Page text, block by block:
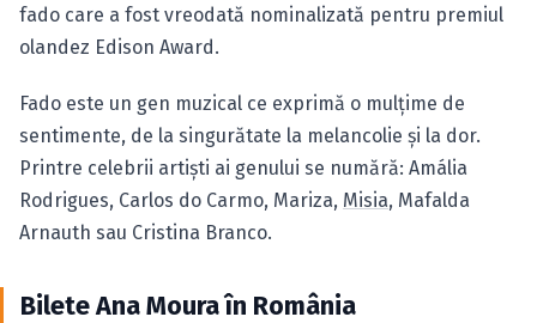
fado care a fost vreodată nominalizată pentru premiul
olandez Edison Award.
Fado este un gen muzical ce exprimă o mulţime de
sentimente, de la singurătate la melancolie şi la dor.
Printre celebrii artişti ai genului se numără: Amália
Rodrigues, Carlos do Carmo, Mariza, Misia, Mafalda
Arnauth sau Cristina Branco.
Bilete Ana Moura în România